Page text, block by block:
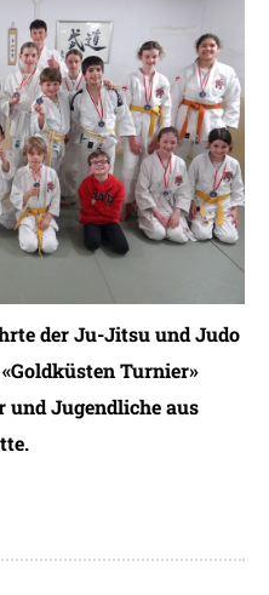
der Ju-Jitsu und Judo
Turnier»
und Jugendliche aus